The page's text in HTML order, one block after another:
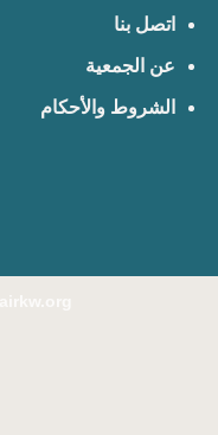
اتصل بنا
عن الجمعية
الشروط والأحكام